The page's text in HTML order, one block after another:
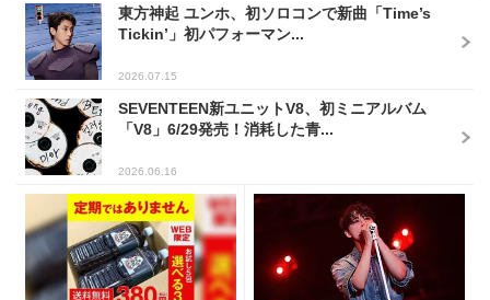
東方神起 ユンホ、初ソロコンで新曲「Time’s
Tickin’」初パフォーマン...
2026.07.15
SEVENTEEN新ユニットV8、初ミニアルバム
「V8」6/29発売！消耗した青...
2026.06.16